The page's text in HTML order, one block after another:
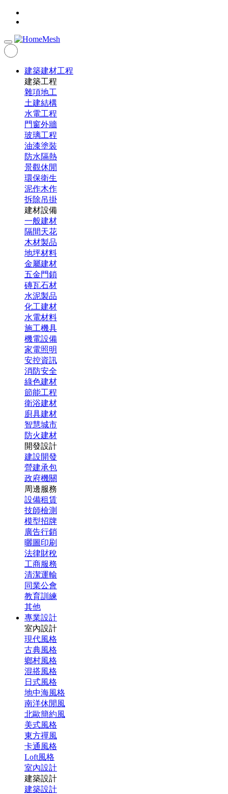
建築建材工程
建築工程
雜項地工
土建結構
水電工程
門窗外牆
玻璃工程
油漆塗裝
防水隔熱
景觀休閒
環保衛生
泥作木作
拆除吊掛
建材設備
一般建材
隔間天花
木材製品
地坪材料
金屬建材
五金門鎖
磚瓦石材
水泥製品
化工建材
水電材料
施工機具
機電設備
家電照明
安控資訊
消防安全
綠色建材
節能工程
衛浴建材
廚具建材
智慧城市
防火建材
開發設計
建設開發
營建承包
政府機關
周邊服務
設備租賃
技師檢測
模型招牌
廣告行銷
曬圖印刷
法律財稅
工商服務
清潔運輸
同業公會
教育訓練
其他
專業設計
室內設計
現代風格
古典風格
鄉村風格
混搭風格
日式風格
地中海風格
南洋休閒風
北歐簡約風
美式風格
東方禪風
卡通風格
Loft風格
室內設計
建築設計
建築設計